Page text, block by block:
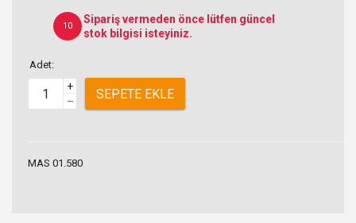
10
Sipariş vermeden önce lütfen güncel
stok bilgisi isteyiniz.
Adet:
+
–
SEPETE EKLE
MAS 01.580